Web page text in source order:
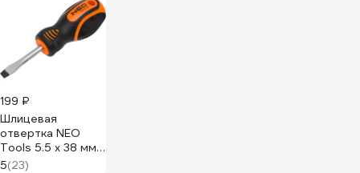
199 ₽
Шлицевая
отвертка NEO
Tools 5.5 x 38 мм
04-173
5(23)